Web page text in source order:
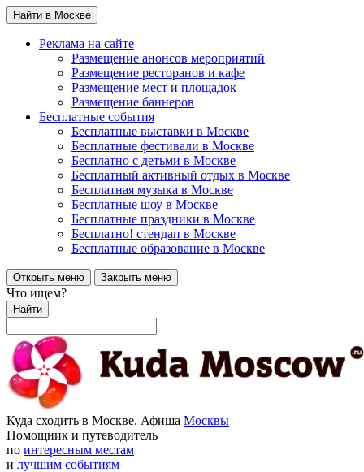
Найти в Москве
Реклама на сайте
Размещение анонсов мероприятий
Размещение ресторанов и кафе
Размещение мест и площадок
Размещение баннеров
Бесплатные события
Бесплатные выставки в Москве
Бесплатные фестивали в Москве
Бесплатно с детьми в Москве
Бесплатный активный отдых в Москве
Бесплатная музыка в Москве
Бесплатные шоу в Москве
Бесплатные праздники в Москве
Бесплатно! стендап в Москве
Бесплатные образование в Москве
Открыть меню Закрыть меню
Что ищем?
Найти
Куда сходить в Москве. Афиша Москвы
Помощник и путеводитель
по интересным местам
и лучшим событиям